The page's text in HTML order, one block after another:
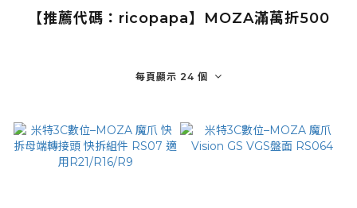
【推薦代碼：ricopapa】MOZA滿萬折500
每頁顯示 24 個